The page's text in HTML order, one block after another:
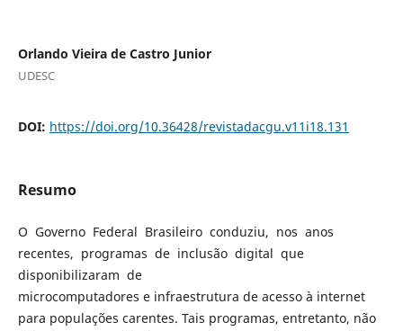
Orlando Vieira de Castro Junior
UDESC
DOI: https://doi.org/10.36428/revistadacgu.v11i18.131
Resumo
O Governo Federal Brasileiro conduziu, nos anos
recentes, programas de inclusão digital que
disponibilizaram de
microcomputadores e infraestrutura de acesso à internet
para populações carentes. Tais programas, entretanto, não